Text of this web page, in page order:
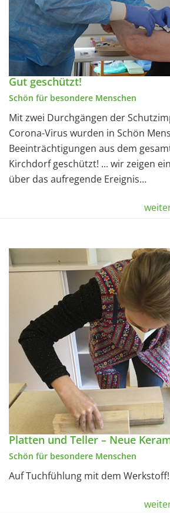
Gut geschützt!
Schön für besondere Menschen
Mit zwei Durchgängen der
Corona-Virus wurden in Schön
Beeinträchtigungen aus dem
Kirchdorf geschützt! ... wir zeigen
über das aufregende Ereignis…
Platten und Teller – Neue
Schön für besondere Menschen
Auf Tuchfühlung mit dem Werkstoff!